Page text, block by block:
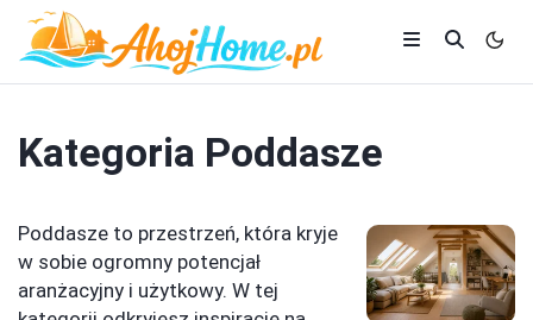
Kategoria Poddasze
Poddasze to przestrzeń, która kryje
w sobie ogromny potencjał
aranżacyjny i użytkowy. W tej